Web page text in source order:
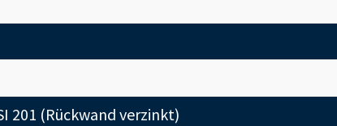
201 (Rückwand verzinkt)